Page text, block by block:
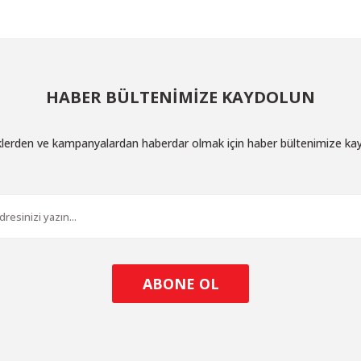
HABER BÜLTENİMİZE KAYDOLUN
ve kampanyalardan haberdar olmak için haber bültenimize
ABONE OL